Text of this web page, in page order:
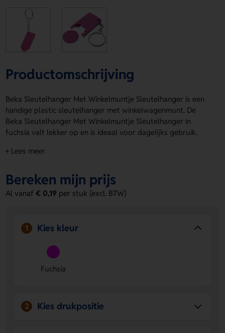
Productomschrijving
Beka Sleutelhanger Met Winkelmuntje Sleutelhanger is een
handige plastic sleutelhanger met winkelwagenmunt. De
Beka Sleutelhanger Met Winkelmuntje Sleutelhanger in
fuchsia valt lekker op en is ideaal voor dagelijks gebruik.
op de voorzijde, achterzijde, munt - voorkant of munt -
Bestel of vraag een prijs op.
Voordelen van de Beka Sleutelhanger
Altijd een winkelmunt bij de hand
- Handig voor snel
boodschappen doen zonder te zoeken.
Veel drukposities mogelijk
eigen ontwerp plaatsen op voorzijde, achterzijde, munt
- voorkant of munt - achterkant.
+ Lees meer
Bereken mijn prijs
Al vanaf€ 0,19 per stuk (excl. BTW)
1 Kies kleur
Fuchsia
2 Kies drukpositie